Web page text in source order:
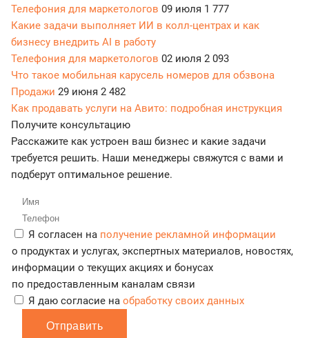
Телефония для маркетологов 09 июля 1 777
Какие задачи выполняет ИИ в колл-центрах и как
бизнесу внедрить AI в работу
Телефония для маркетологов 02 июля 2 093
Что такое мобильная карусель номеров для обзвона
Продажи 29 июня 2 482
Как продавать услуги на Авито: подробная инструкция
Получите консультацию
Расскажите как устроен ваш бизнес и какие задачи
требуется решить. Наши менеджеры свяжутся с вами и
подберут оптимальное решение.
Я согласен на получение рекламной информации
о продуктах и услугах, экспертных материалов, новостях,
информации о текущих акциях и бонусах
по предоставленным каналам связи
Я даю согласие на обработку своих данных
Отправить